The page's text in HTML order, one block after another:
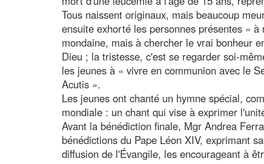
Tous naissent originaux, mais beaucoup
ensuite exhorté les personnes présentes «
mondaine, mais à chercher le vrai bonheur
Dieu ; la tristesse, c'est se regarder soi-
les jeunes à « vivre en communion avec le
Acutis ».
Les jeunes ont chanté un hymne spécial,
mondiale : un chant qui vise à exprimer
Avant la bénédiction finale, Mgr Andrea
bénédictions du Pape Léon XIV, exprimant
diffusion de l'Évangile, les encourageant à